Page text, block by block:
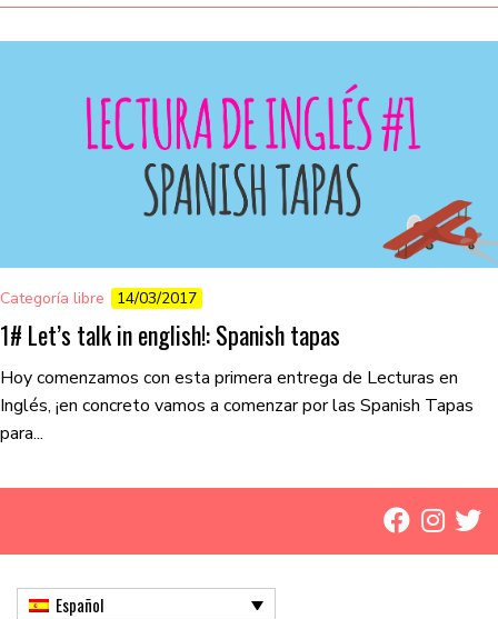
Categoría libre 14/03/2017
1# Let’s talk in english!: Spanish tapas
Hoy comenzamos con esta primera entrega de Lecturas en
Inglés, ¡en concreto vamos a comenzar por las Spanish Tapas
para...
Español